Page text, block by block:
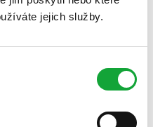
jejich služby.